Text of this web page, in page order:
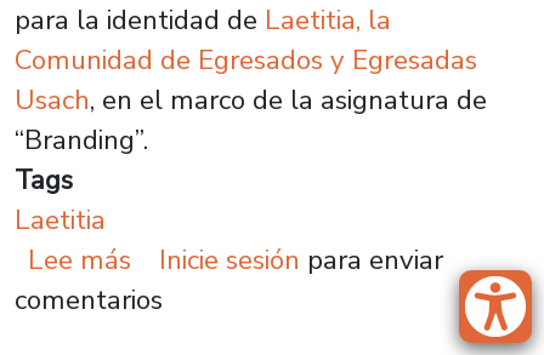
para la identidad de Laetitia, la
Comunidad de Egresados y Egresadas
Usach, en el marco de la asignatura de
“Branding”.
Tags
Laetitia
Lee más sobre Estudiantes de Diseño en
Inicie sesión para enviar
comentarios